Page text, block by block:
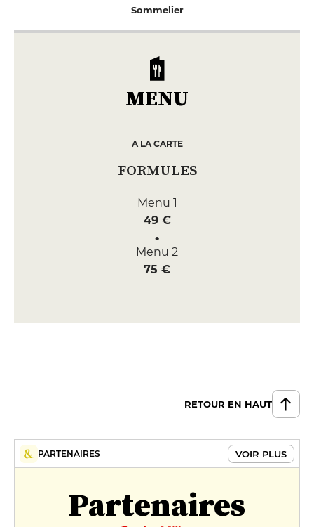
Sommelier
MENU
A LA CARTE
FORMULES
Menu 1
49 €
Menu 2
75 €
RETOUR EN HAUT
PARTENAIRES VOIR PLUS
Partenaires